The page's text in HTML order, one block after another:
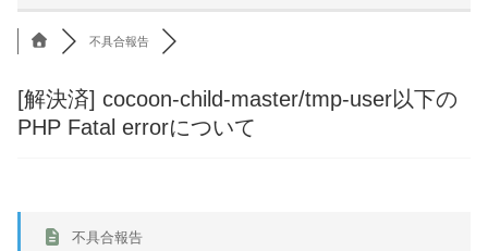
不具合報告
[解決済] cocoon-child-master/tmp-user以下の
PHP Fatal errorについて
不具合報告